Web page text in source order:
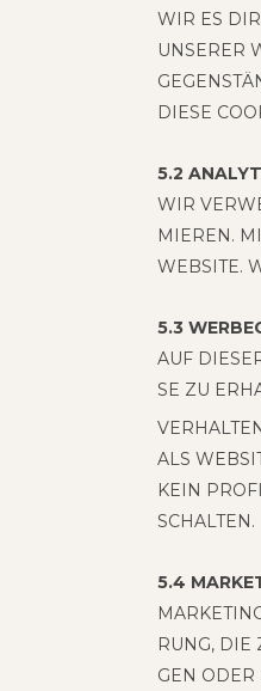
WIR ES
UNSE­RER
DIESE
5.2
WIR
MIE­REN.
WEB­SITE.
5.3
AUF
SE ZU
ALS
KEIN
SCHALTEN.
5.4
RUNG, DIE
GEN